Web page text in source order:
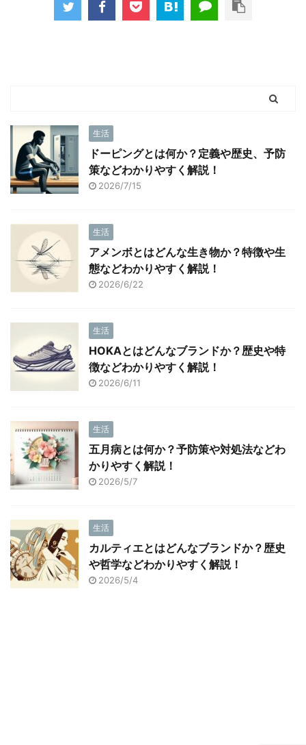
生活
ドーピングとは何か？定義や歴史、予防
策などわかりやすく解説！
2026/7/15
生活
アメンボとはどんな生き物か？特徴や生
態などわかりやすく解説！
2026/6/22
生活
HOKAとはどんなブランドか？歴史や特
徴などわかりやすく解説！
2026/6/11
生活
五月病とは何か？予防策や対処法などわ
かりやすく解説！
2026/5/7
生活
カルティエとはどんなブランドか？歴史
や哲学などわかりやすく解説！
2026/5/4